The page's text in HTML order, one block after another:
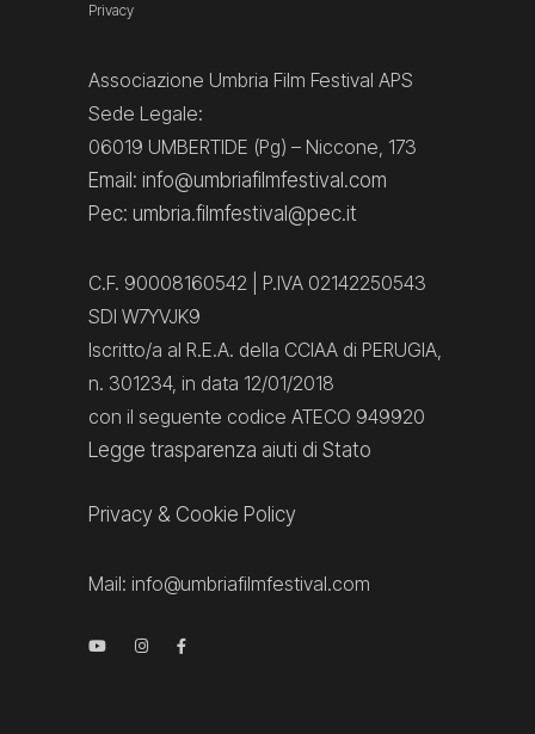
Privacy
Associazione Umbria Film Festival APS
Sede Legale:
06019 UMBERTIDE (Pg) – Niccone, 173
Email: info@umbriafilmfestival.com
Pec: umbria.filmfestival@pec.it
C.F. 90008160542 | P.IVA 02142250543
SDI W7YVJK9
Iscritto/a al R.E.A. della CCIAA di PERUGIA,
n. 301234, in data 12/01/2018
con il seguente codice ATECO 949920
Legge trasparenza aiuti di Stato
Privacy & Cookie Policy
Mail: info@umbriafilmfestival.com